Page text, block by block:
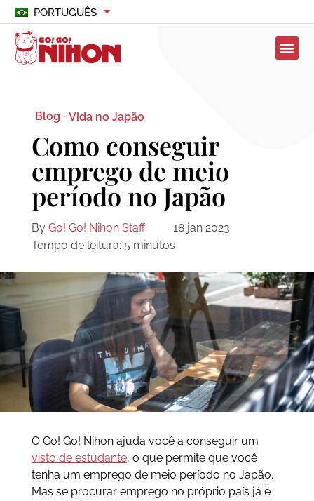
PORTUGUÊS
Blog · Vida no Japão
Como conseguir
emprego de meio
período no Japão
By Go! Go! Nihon Staff
18 jan 2023
Tempo de leitura: 5 minutos
O Go! Go! Nihon ajuda você a conseguir um
visto de estudante, o que permite que você
tenha um emprego de meio período no Japão.
Mas se procurar emprego no próprio país já é